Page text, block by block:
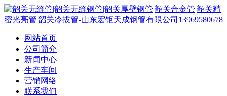
网站首页
公司简介
新闻中心
生产车间
营销网络
联系我们